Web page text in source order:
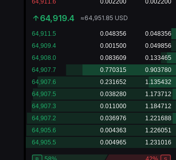
64,919.4 ≈64,951.85 USD